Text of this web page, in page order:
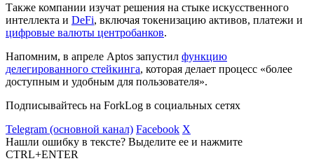
Также компании изучат решения на стыке искусственного
интеллекта и DeFi, включая токенизацию активов, платежи и
цифровые валюты центробанков.
Напомним, в апреле Aptos запустил функцию
делегированного стейкинга, которая делает процесс «более
доступным и удобным для пользователя».
Подписывайтесь на ForkLog в социальных сетях
Telegram (основной канал) Facebook X
Нашли ошибку в тексте? Выделите ее и нажмите
CTRL+ENTER